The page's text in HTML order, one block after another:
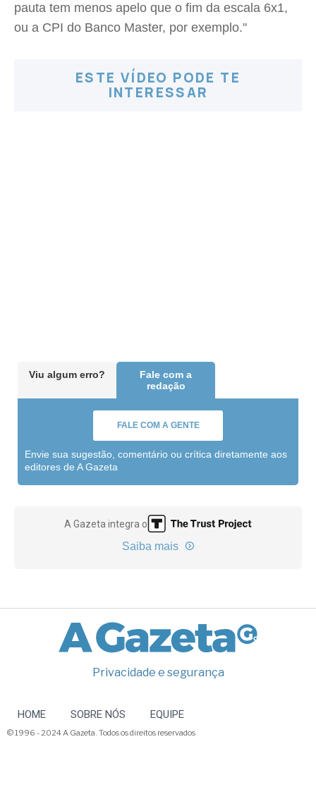
pauta tem menos apelo que o fim da escala 6x1,
ou a CPI do Banco Master, por exemplo."
ESTE VÍDEO PODE TE
INTERESSAR
Viu algum erro?
Fale com a
redação
FALE COM A GENTE
Envie sua sugestão, comentário ou crítica diretamente aos
editores de A Gazeta
A Gazeta integra o
Saiba mais
Privacidade e segurança
HOME SOBRE NÓS EQUIPE
© 1996 - 2024 A Gazeta. Todos os direitos reservados